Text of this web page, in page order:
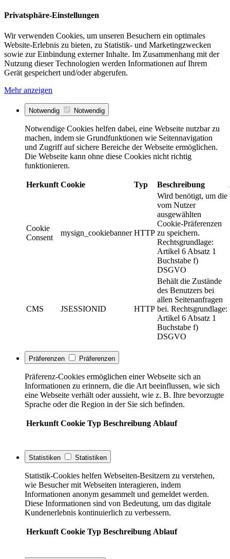
Privatsphäre-Einstellungen
Wir verwenden Cookies, um unseren Besuchern ein optimales
Website-Erlebnis zu bieten, zu Statistik- und Marketingzwecken
sowie zur Einbindung externer Inhalte. Im Zusammenhang mit der
Nutzung dieser Technologien werden Informationen auf Ihrem
Gerät gespeichert und/oder abgerufen.
Mehr anzeigen
Notwendig Notwendig
Notwendige Cookies helfen dabei, eine Webseite nutzbar zu
machen, indem sie Grundfunktionen wie Seitennavigation
und Zugriff auf sichere Bereiche der Webseite ermöglichen.
Die Webseite kann ohne diese Cookies nicht richtig
funktionieren.
Herkunft Cookie Typ Beschreibung
Cookie
Consent
mysign_cookiebanner HTTP
Wird benötigt, um die
vom Nutzer
ausgewählten
Cookie-Präferenzen
zu speichern.
Rechtsgrundlage:
Artikel 6 Absatz 1
Buchstabe f)
DSGVO
CMS JSESSIONID HTTP
Behält die Zustände
des Benutzers bei
allen Seitenanfragen
bei. Rechtsgrundlage:
Artikel 6 Absatz 1
Buchstabe f)
DSGVO
Präferenzen Präferenzen
Präferenz-Cookies ermöglichen einer Webseite sich an
Informationen zu erinnern, die die Art beeinflussen, wie sich
eine Webseite verhält oder aussieht, wie z. B. Ihre bevorzugte
Sprache oder die Region in der Sie sich befinden.
Herkunft Cookie Typ Beschreibung Ablauf
Statistiken Statistiken
Statistik-Cookies helfen Webseiten-Besitzern zu verstehen,
wie Besucher mit Webseiten interagieren, indem
Informationen anonym gesammelt und gemeldet werden.
Diese Informationen sind von Bedeutung, um das digitale
Kundenerlebnis kontinuierlich zu verbessern.
Herkunft Cookie Typ Beschreibung Ablauf